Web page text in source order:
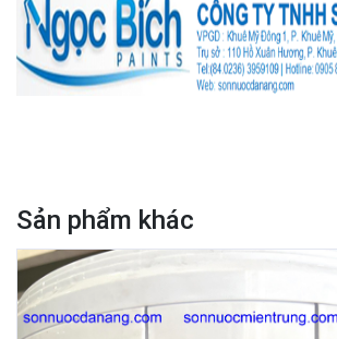
Sản phẩm khác